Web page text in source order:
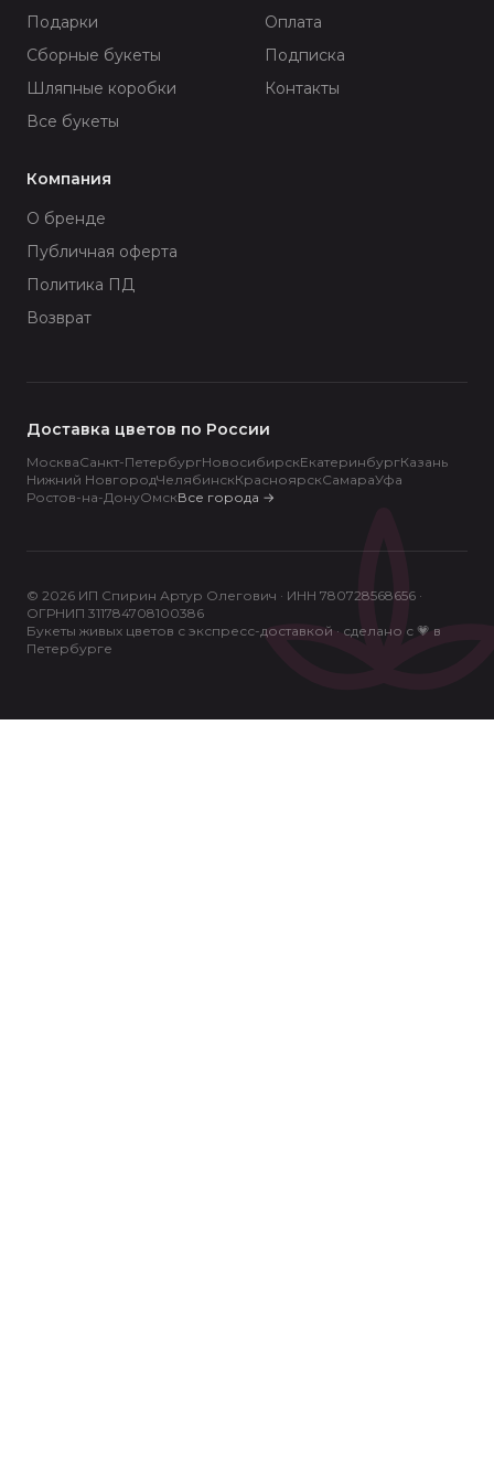
Подарки
Сборные букеты
Шляпные коробки
Все букеты
Оплата
Подписка
Контакты
Компания
О бренде
Публичная оферта
Политика ПД
Возврат
Доставка цветов по России
МоскваСанкт-ПетербургНовосибирскЕкатеринбургКазань
Нижний НовгородЧелябинскКрасноярскСамараУфа
Ростов-на-ДонуОмскВсе города →
© 2026 ИП Спирин Артур Олегович · ИНН 780728568656 ·
ОГРНИП 311784708100386
Букеты живых цветов с экспресс-доставкой · сделано с 💗 в
Петербурге